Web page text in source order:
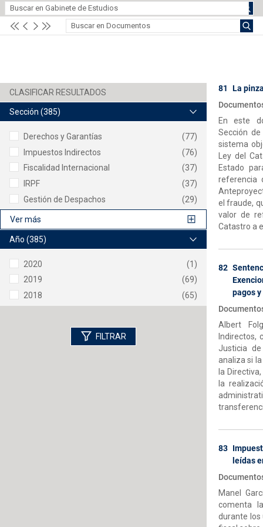
Sección (385)
Derechos y Garantías
(77)
Impuestos Indirectos
(76)
Fiscalidad Internacional
(37)
IRPF
(37)
Gestión de Despachos
(29)
Ver más
Año (385)
2020
(1)
2019
(69)
2018
(65)
FILTRAR
81
La
En este
Sección
sistema
Ley del
Estado
referencia
el fraude,
valor de
Catastro a
82
pagos
Albert
Indirectos,
Justicia
analiza si
la
la
83
leídas
Manel
comenta
durante los